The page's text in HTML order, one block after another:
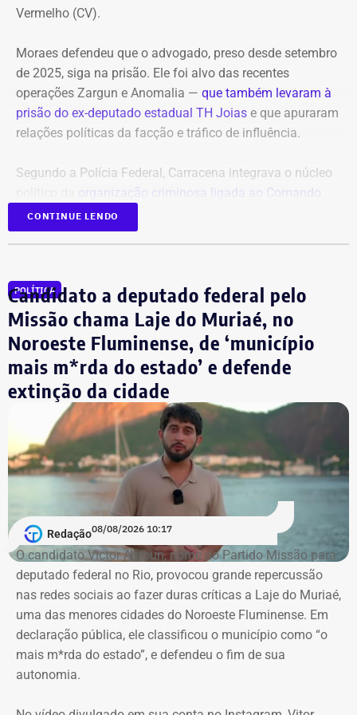
que ocorreria na sexta-feira (07), foi adiada para a
próxima quinta-feira (13).
Com informações do portal “g1”.
Vermelho (CV).
Moraes defendeu que o advogado, preso desde setembro
de 2025, siga na prisão. Ele foi alvo das recentes
operações Zargun e Anomalia — que também levaram à
prisão do ex-deputado estadual TH Joias e que apuraram
relações políticas da facção e tráfico de influência.
Segundo a Polícia Federal, Carracena integrava o núcleo
organização criminosa ligada ao Comando
Vermelhoe repassava informações privilegiadas sobre
operações policiais em áreas comandadas pela facção.
de Oliveira, o “Índio do Lixão”, apontado como um dos
chefes do CV, mantinha contato direto com o advogado.
Pedido da defesa de Carracena
O voto de Moraes foi dado no julgamento virtual de um
pedido da defesa de Carracena. Além da liberdade do ex-
secretário, os advogados querem que sejam
consideradas ilícitas provas encontradas pelas
investigações no celular do advogado. A alegação aponta
que os dados foram extraídos do aparelho sem o
acompanhamento de representantes da OAB e dos
advogados de defesa.
Moraes, porém, afastou a alegação de que teria havido
violação da cadeia de custódia das provas. Segundo o
ministro, não existem “quaisquer indícios ou evidências
concretas” que sustentem essa possibilidade. Ele
também descartou a hipótese de que o sigilo das
comunicações profissionais de Alessandro Carracena, na
CONTINUE LENDO
POLÍTICA
Candidato a deputado federal pelo
Missão chama Laje do Muriaé, no
Noroeste Fluminense, de ‘município
mais m*rda do estado’ e defende
extinção da cidade
Redação08/08/2026 10:17
O candidato Victor Antoun, nome do Partido Missão para
deputado federal no Rio, provocou grande repercussão
nas redes sociais ao fazer duras críticas a Laje do Muriaé,
uma das menores cidades do Noroeste Fluminense. Em
declaração pública, ele classificou o município como “o
mais m*rda do estado”, e defendeu o fim de sua
autonomia.